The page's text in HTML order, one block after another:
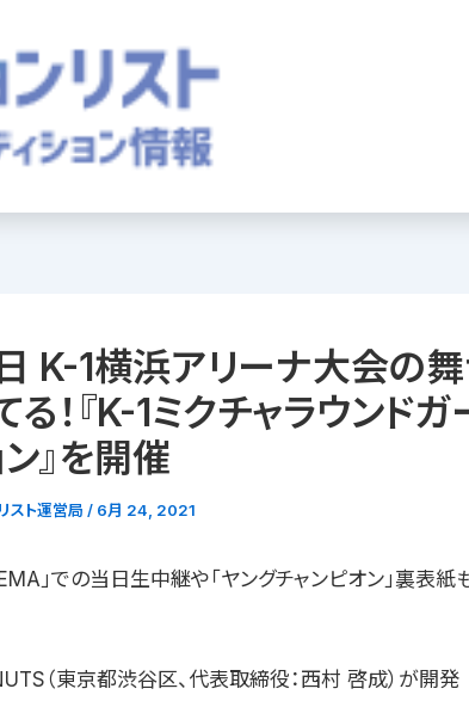
K-1横浜アリーナ大会の
る！『K-1ミクチャラウンド
』を開催
スト運営局 / 6月 24, 2021
」での当日生中継や「ヤングチャンピオン」裏表紙
（東京都渋谷区、代表取締役：西村 啓成）が開発